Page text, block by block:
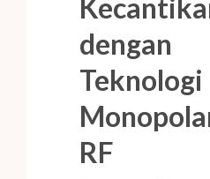
dengan
Teknologi
RF